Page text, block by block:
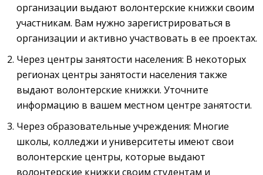
организации выдают волонтерские книжки своим
участникам. Вам нужно зарегистрироваться в
организации и активно участвовать в ее проектах.
Через центры занятости населения: В некоторых
регионах центры занятости населения также
выдают волонтерские книжки. Уточните
информацию в вашем местном центре занятости.
Через образовательные учреждения: Многие
школы, колледжи и университеты имеют свои
волонтерские центры, которые выдают
волонтерские книжки своим студентам и